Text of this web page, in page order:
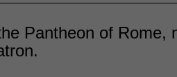
Pantheon of Rome,